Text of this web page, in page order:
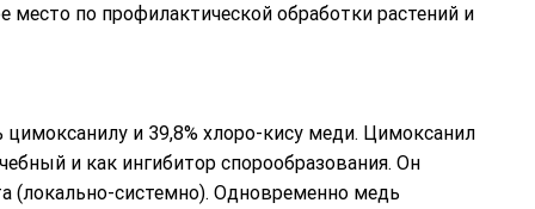
по профилактической обработки растений и
и 39,8% хлоро-кису меди. Цимоксанил
и как ингибитор спорообразования. Он
(локально-системно). Одновременно медь